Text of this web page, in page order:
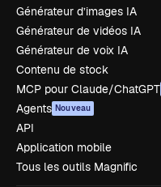
Générateur d’images IA
Générateur de vidéos IA
Générateur de voix IA
Contenu de stock
MCP pour Claude/ChatGPT
Agents Nouveau
API
Application mobile
Tous les outils Magnific